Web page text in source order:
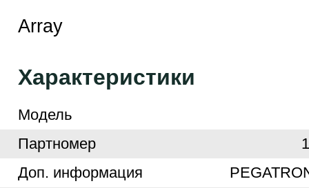
Array
Характеристики
Модель
Партномер
Доп. информация